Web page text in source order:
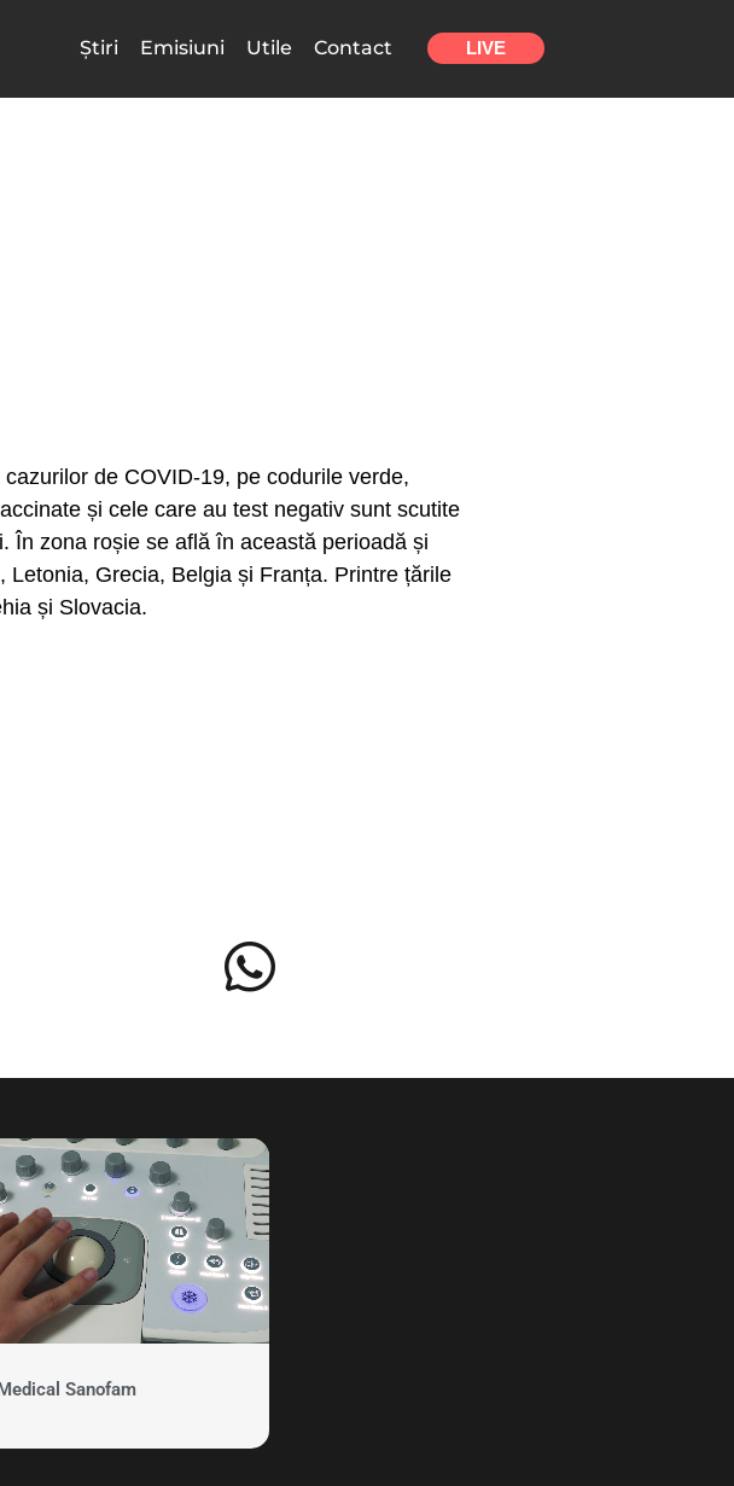
Știri Emisiuni Utile Contact LIVE
de COVID-19, pe codurile verde,
și cele care au test negativ sunt scutite
În zona roșie se află în această perioadă și
Grecia, Belgia și Franța. Printre țările
și Slovacia.
Sanofam